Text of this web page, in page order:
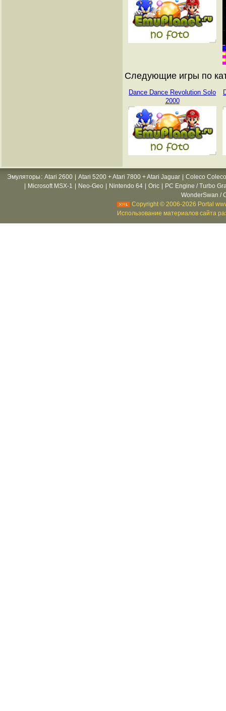
Следующие игры по
Dance Dance Revolution Solo
2000
Эмуляторы : Atari 2600 Atari 5200 + Atari 7800 + Atari Jaguar
Coleco
Microsoft MSX-1 Neo-Geo Nintendo 64 Oric
PC Engine / Turbo
WonderSwan /
Copyright © 2006-2026 Portal
Использование материалов сайта